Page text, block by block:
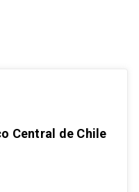
Central de Chile